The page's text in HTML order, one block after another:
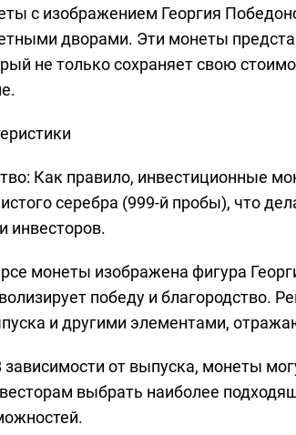
с изображением Георгия
дворами. Эти монеты
не только сохраняет свою
Как правило, инвестиционные
серебра (999-й пробы), что
инвесторов.
монеты изображена фигура
победу и благородство.
и другими элементами,
зависимости от выпуска, монеты
выбрать наиболее